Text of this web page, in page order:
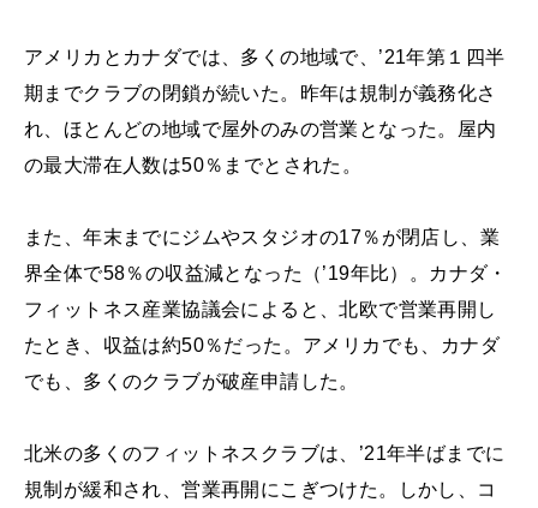
アメリカとカナダでは、多くの地域で、’21年第１四半
期までクラブの閉鎖が続いた。昨年は規制が義務化さ
れ、ほとんどの地域で屋外のみの営業となった。屋内
の最大滞在人数は50％までとされた。
また、年末までにジムやスタジオの17％が閉店し、業
界全体で58％の収益減となった（’19年比）。カナダ・
フィットネス産業協議会によると、北欧で営業再開し
たとき、収益は約50％だった。アメリカでも、カナダ
でも、多くのクラブが破産申請した。
北米の多くのフィットネスクラブは、’21年半ばまでに
規制が緩和され、営業再開にこぎつけた。しかし、コ